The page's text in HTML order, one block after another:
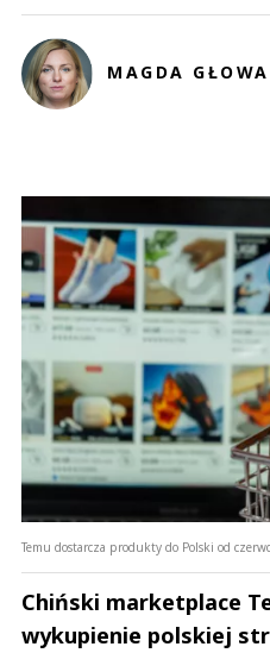
MAGDA
Temu dostarcza produkty do Polski od
Chiński marketplace
wykupienie polskiej